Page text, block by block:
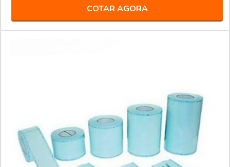
COTAR AGORA